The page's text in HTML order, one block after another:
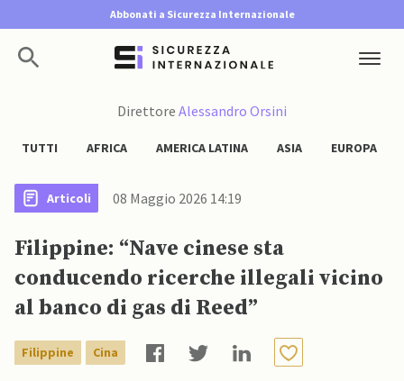
Abbonati a Sicurezza Internazionale
Direttore Alessandro Orsini
TUTTI AFRICA AMERICA LATINA ASIA EUROPA
Articoli 08 Maggio 2026 14:19
Filippine: “Nave cinese sta
conducendo ricerche illegali vicino
al banco di gas di Reed”
Filippine Cina